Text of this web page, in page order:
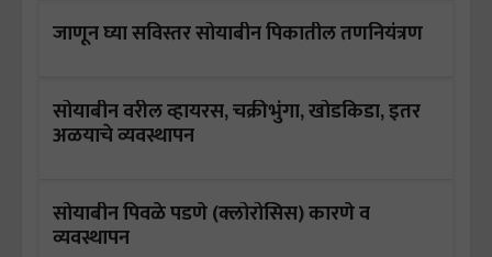
जाणून घ्या सविस्तर सोयाबीन पिकातील तणनियंत्रण
सोयाबीन वरील व्हायरस, चक्रीभुंगा, खोडकिडा, इतर
अळयाचे व्यवस्थापन
सोयाबीन पिवळे पडणे (क्लोरोसिस) कारणे व
व्यवस्थापन